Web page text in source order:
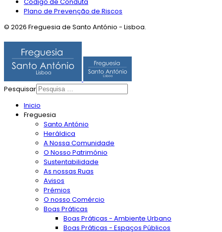
Plano de Prevenção de Riscos
© 2026 Freguesia de Santo António - Lisboa.
Pesquisar
Inicio
Freguesia
Santo António
Heráldica
A Nossa Comunidade
O Nosso Património
Sustentabilidade
As nossas Ruas
Avisos
Prémios
O nosso Comércio
Boas Práticas
Boas Práticas - Ambiente Urbano
Boas Práticas - Espaços Públicos